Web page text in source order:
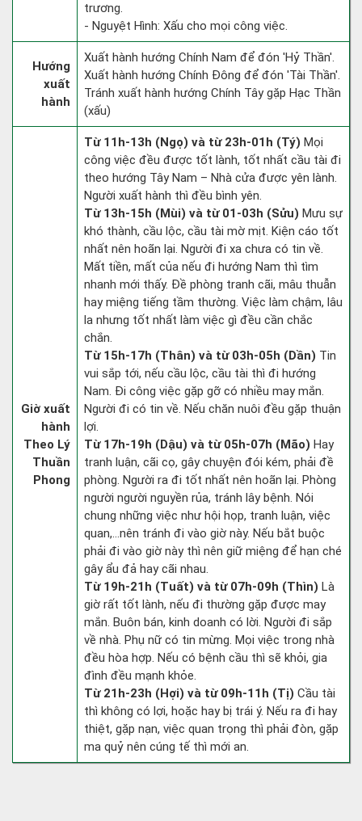
trương.
- Nguyệt Hình: Xấu cho mọi công việc.
Hướng
xuất
hành
Xuất hành hướng Chính Nam để đón 'Hỷ Thần'.
Xuất hành hướng Chính Đông để đón 'Tài Thần'.
Tránh xuất hành hướng Chính Tây gặp Hạc Thần
(xấu)
Giờ xuất
hành
Theo Lý
Thuần
Phong
Từ 11h-13h (Ngọ) và từ 23h-01h (Tý) Mọi
công việc đều được tốt lành, tốt nhất cầu tài đi
theo hướng Tây Nam – Nhà cửa được yên lành.
Người xuất hành thì đều bình yên.
Từ 13h-15h (Mùi) và từ 01-03h (Sửu) Mưu sự
khó thành, cầu lộc, cầu tài mờ mịt. Kiện cáo tốt
nhất nên hoãn lại. Người đi xa chưa có tin về.
Mất tiền, mất của nếu đi hướng Nam thì tìm
nhanh mới thấy. Đề phòng tranh cãi, mâu thuẫn
hay miệng tiếng tầm thường. Việc làm chậm, lâu
la nhưng tốt nhất làm việc gì đều cần chắc
chắn.
Từ 15h-17h (Thân) và từ 03h-05h (Dần) Tin
vui sắp tới, nếu cầu lộc, cầu tài thì đi hướng
Nam. Đi công việc gặp gỡ có nhiều may mắn.
Người đi có tin về. Nếu chăn nuôi đều gặp thuận
lợi.
Từ 17h-19h (Dậu) và từ 05h-07h (Mão) Hay
tranh luận, cãi cọ, gây chuyện đói kém, phải đề
phòng. Người ra đi tốt nhất nên hoãn lại. Phòng
người người nguyền rủa, tránh lây bệnh. Nói
chung những việc như hội họp, tranh luận, việc
quan,…nên tránh đi vào giờ này. Nếu bắt buộc
phải đi vào giờ này thì nên giữ miệng để hạn ché
gây ẩu đả hay cãi nhau.
Từ 19h-21h (Tuất) và từ 07h-09h (Thìn) Là
giờ rất tốt lành, nếu đi thường gặp được may
mắn. Buôn bán, kinh doanh có lời. Người đi sắp
về nhà. Phụ nữ có tin mừng. Mọi việc trong nhà
đều hòa hợp. Nếu có bệnh cầu thì sẽ khỏi, gia
đình đều mạnh khỏe.
Từ 21h-23h (Hợi) và từ 09h-11h (Tị) Cầu tài
thì không có lợi, hoặc hay bị trái ý. Nếu ra đi hay
thiệt, gặp nạn, việc quan trọng thì phải đòn, gặp
ma quỷ nên cúng tế thì mới an.